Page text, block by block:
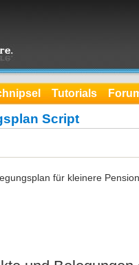
Tutorials
Script
für kleinere